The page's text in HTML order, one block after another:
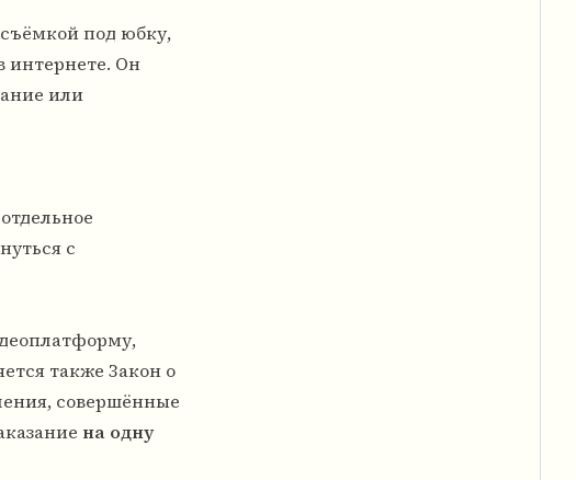
под юбку,
интернете. Он
или
с
также Закон о
совершённые
на одну